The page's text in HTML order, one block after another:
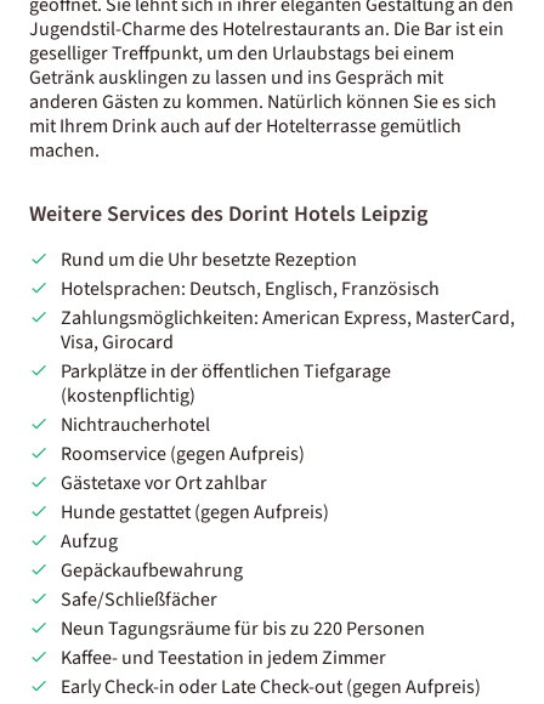
Jugendstil-Charme des Hotelrestaurants an. Die Bar ist ein
geselliger Treffpunkt, um den Urlaubstags bei einem
Getränk ausklingen zu lassen und ins Gespräch mit
anderen Gästen zu kommen. Natürlich können Sie es sich
mit Ihrem Drink auch auf der Hotelterrasse gemütlich
machen.
Weitere Services des Dorint Hotels Leipzig
Rund um die Uhr besetzte Rezeption
Hotelsprachen: Deutsch, Englisch, Französisch
Zahlungsmöglichkeiten: American Express, MasterCard,
Visa, Girocard
Parkplätze in der öffentlichen Tiefgarage
(kostenpflichtig)
Nichtraucherhotel
Roomservice (gegen Aufpreis)
Gästetaxe vor Ort zahlbar
Hunde gestattet (gegen Aufpreis)
Aufzug
Gepäckaufbewahrung
Safe/Schließfächer
Neun Tagungsräume für bis zu 220 Personen
Kaffee- und Teestation in jedem Zimmer
Early Check-in oder Late Check-out (gegen Aufpreis)